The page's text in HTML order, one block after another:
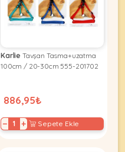
Karlie Tavşan Tasma+uzatma
100cm / 20-30cm 555-201702
886,95₺
− + Sepete Ekle